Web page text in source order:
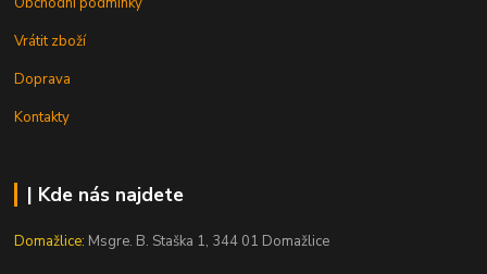
Vrátit zboží
Doprava
Kontakty
| Kde nás najdete
Domažlice: Msgre. B. Staška 1, 344 01 Domažlice